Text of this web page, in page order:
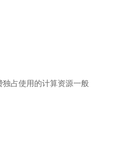
占使用的计算资源一般